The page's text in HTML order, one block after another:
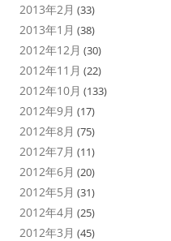
2013年2月 (33)
2013年1月 (38)
2012年12月 (30)
2012年11月 (22)
2012年10月 (133)
2012年9月 (17)
2012年8月 (75)
2012年7月 (11)
2012年6月 (20)
2012年5月 (31)
2012年4月 (25)
2012年3月 (45)